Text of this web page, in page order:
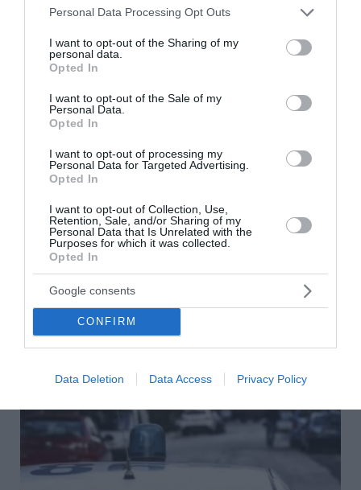
Please note that this website/app uses one or more Google
not limited to your visit or usage behaviour. You may click to
grant or deny consent to Google and its third-party tags to
use your data for below specified purposes in below Google
consent section.
Personal Data Processing Opt Outs
I want to opt-out of the Sharing of my
personal data.
Opted In
I want to opt-out of the Sale of my
Personal Data.
Opted In
I want to opt-out of processing my
Personal Data for Targeted Advertising.
Opted In
I want to opt-out of Collection, Use,
Retention, Sale, and/or Sharing of my
Personal Data that Is Unrelated with the
Purposes for which it was collected.
Opted In
Google consents
CONFIRM
Data Deletion Data Access Privacy Policy
Mήνυμα ενότητας Τασούλα από τα Γιάννενα
Μήνυμα ενότητας έστειλε από τα Γιάννενα ο νεοκλεγείς
Πρόεδρος της Δημοκρατίας, Κωνσταντίνος Τασούλας. Ο
νέος Πρόεδρος της Δημοκρατίας παρέστη στις επε...
21 Φεβρουαρίου 2025